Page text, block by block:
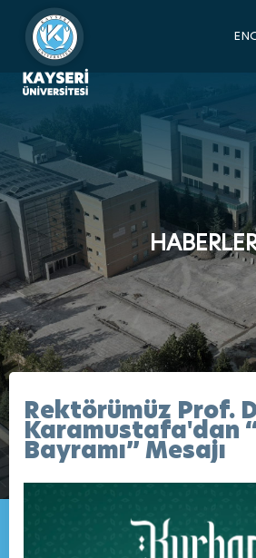
Rektörümüz Prof.
Karamustafa'dan
Bayramı” Mesajı